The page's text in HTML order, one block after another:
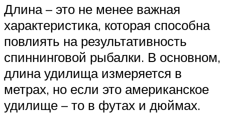
Длина – это не менее важная
характеристика, которая способна
повлиять на результативность
спиннинговой рыбалки. В основном,
длина удилища измеряется в
метрах, но если это американское
удилище – то в футах и дюймах.